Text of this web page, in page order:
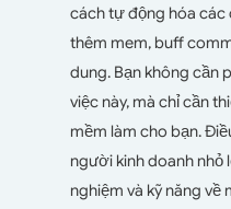
cách tự động hóa các
thêm mem, buff
dung. Bạn không cần
việc này, mà chỉ cần
mềm làm cho bạn.
người kinh doanh nhỏ
nghiệm và kỹ năng về